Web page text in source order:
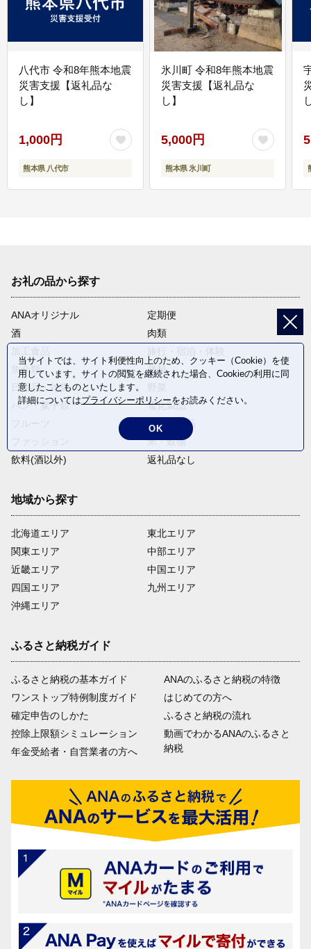
八代市 令和8年熊本地震
災害支援【返礼品な
し】
1,000円
熊本県 八代市
氷川町 令和8年熊本地震
災害支援【返礼品な
し】
5,000円
熊本県 氷川町
お礼の品から探す
ANAオリジナル
定期便
酒
肉類
魚介類
麺類
日用品・雑貨
パン・菓子類
電化製品
卵・乳製品
米・穀物
飲料(酒以外)
返礼品なし
地域から探す
北海道エリア
関東エリア
近畿エリア
四国エリア
沖縄エリア
東北エリア
中部エリア
中国エリア
九州エリア
ふるさと納税ガイド
ふるさと納税の基本ガイド
ワンストップ特例制度ガイド
確定申告のしかた
控除上限額シミュレーション
年金受給者・自営業者の方へ
ANAのふるさと納税の特徴
はじめての方へ
ふるさと納税の流れ
動画でわかるANAのふるさと
納税
当サイトでは、サイト利便性向上のため、クッキー（Cookie）を使
用しています。サイトの閲覧を継続された場合、Cookieの利用に同
意したことものといたします。
詳細についてはプライバシーポリシーをお読みください。
OK